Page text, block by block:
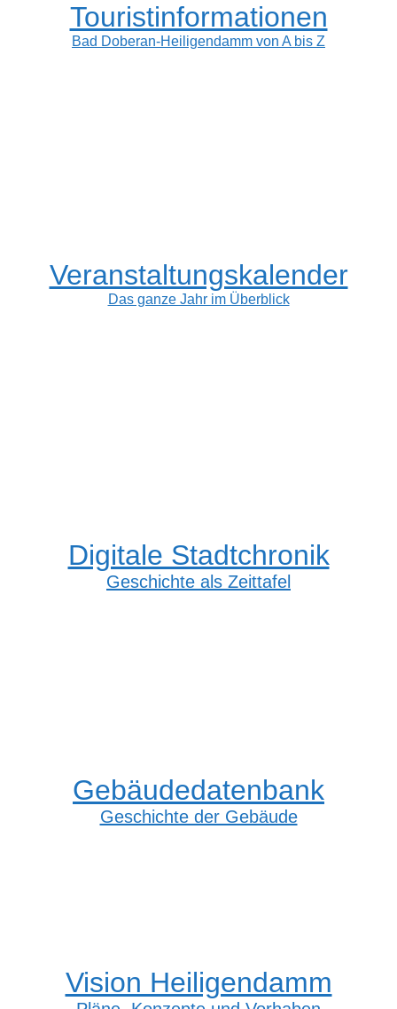
Touristinformationen
Bad Doberan-Heiligendamm von A bis Z
Veranstaltungskalender
Das ganze Jahr im Überblick
Digitale Stadtchronik
Geschichte als Zeittafel
Gebäudedatenbank
Geschichte der Gebäude
Vision Heiligendamm